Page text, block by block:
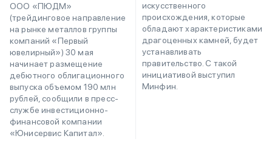
ООО «ПЮДМ»
(трейдинговое направление
на рынке металлов группы
компаний «Первый
ювелирный») 30 мая
начинает размещение
дебютного облигационного
выпуска объемом 190 млн
рублей, сообщили в пресс-
службе инвестиционно-
финансовой компании
«Юнисервис Капитал».
искусственного
происхождения, которые
обладают характеристиками
драгоценных камней, будет
устанавливать
правительство. С такой
инициативой выступил
Минфин.